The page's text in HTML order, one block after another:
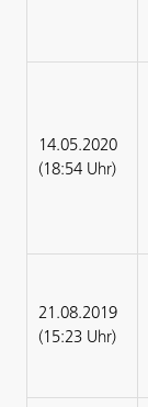
14.05.2020
(18:54 Uhr)
21.08.2019
(15:23 Uhr)